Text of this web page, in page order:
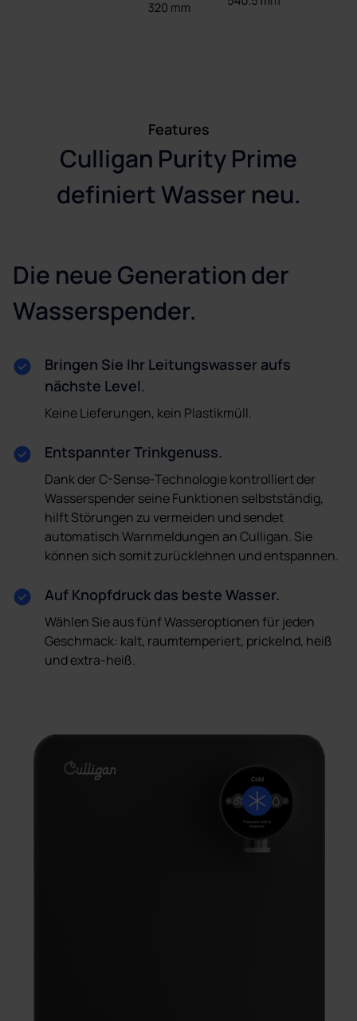
Features
Culligan Purity Prime
definiert Wasser neu.
Die neue Generation der
Wasserspender.
Bringen Sie Ihr Leitungswasser aufs
nächste Level.
Keine Lieferungen, kein Plastikmüll.
Entspannter Trinkgenuss.
Dank der C-Sense-Technologie kontrolliert der
Wasserspender seine Funktionen selbstständig,
hilft Störungen zu vermeiden und sendet
automatisch Warnmeldungen an Culligan. Sie
können sich somit zurücklehnen und entspannen.
Auf Knopfdruck das beste Wasser.
Wählen Sie aus fünf Wasseroptionen für jeden
Geschmack: kalt, raumtemperiert, prickelnd, heiß
und extra-heiß.